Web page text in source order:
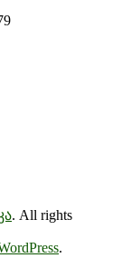
. All rights
.